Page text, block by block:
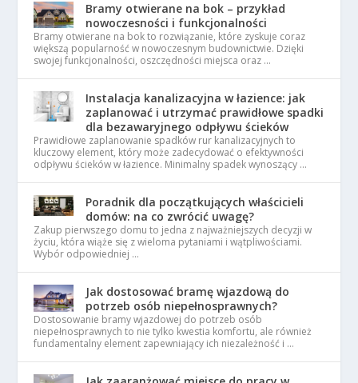
Bramy otwierane na bok – przykład
nowoczesności i funkcjonalności
Bramy otwierane na bok to rozwiązanie, które zyskuje coraz
większą popularność w nowoczesnym budownictwie. Dzięki
swojej funkcjonalności, oszczędności miejsca oraz …
Instalacja kanalizacyjna w łazience: jak
zaplanować i utrzymać prawidłowe spadki
dla bezawaryjnego odpływu ścieków
Prawidłowe zaplanowanie spadków rur kanalizacyjnych to
kluczowy element, który może zadecydować o efektywności
odpływu ścieków w łazience. Minimalny spadek wynoszący …
Poradnik dla początkujących właścicieli
domów: na co zwrócić uwagę?
Zakup pierwszego domu to jedna z najważniejszych decyzji w
życiu, która wiąże się z wieloma pytaniami i wątpliwościami.
Wybór odpowiedniej …
Jak dostosować bramę wjazdową do
potrzeb osób niepełnosprawnych?
Dostosowanie bramy wjazdowej do potrzeb osób
niepełnosprawnych to nie tylko kwestia komfortu, ale również
fundamentalny element zapewniający ich niezależność i …